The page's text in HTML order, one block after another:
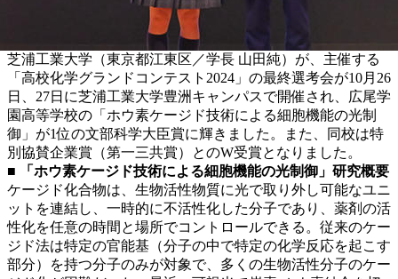
芝浦工業大学（東京都江東区／学長 山田純）が、主催する
「高校化学グランドコンテスト2024」の最終選考会が10月26
日、27日に芝浦工業大学豊洲キャンパスで開催され、広尾学
園高等学校の「ホウ素ケージド技術による細胞機能の光制
御」が1位の文部科学大臣賞に輝きました。また、同校は特
別協賛企業賞（第一三共賞）とのW受賞となりました。
■
「ホウ素ケージド技術による細胞機能の光制御」研究概要
ケージド化合物は、生物活性物質に光で取り外し可能なユニ
ットを連結し、一時的に不活性化した分子であり、薬剤の活
性化を任意の時間と場所でコントロールできる。従来のケー
ジド法は特定の官能基（分子の中で特定の化学反応を起こす
部分）を持つ分子のみが対象で、多くの生物活性分子のケー